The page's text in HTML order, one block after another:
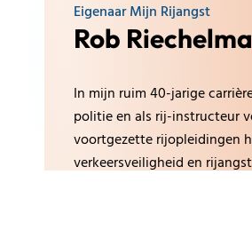
Eigenaar Mijn Rijangst
Rob
In mijn ruim 40-jarige
politie en als rij-instructeur
voortgezette rijopleidingen
verkeersveiligheid en